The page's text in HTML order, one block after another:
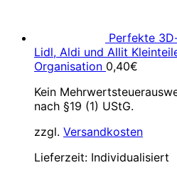
Perfekte
Lidl, Aldi und Allit
Organisation 0,40€
Kein
nach §19 (1) UStG.
zzgl. Versandkosten
Lieferzeit: Individualisiert